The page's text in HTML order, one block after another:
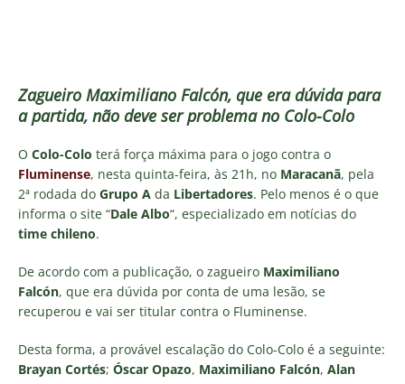
Zagueiro Maximiliano Falcón, que era dúvida para
a partida, não deve ser problema no Colo-Colo
O Colo-Colo terá força máxima para o jogo contra o
Fluminense, nesta quinta-feira, às 21h, no Maracanã, pela
2ª rodada do Grupo A da Libertadores. Pelo menos é o que
informa o site “Dale Albo“, especializado em notícias do
time chileno.
De acordo com a publicação, o zagueiro Maximiliano
Falcón, que era dúvida por conta de uma lesão, se
recuperou e vai ser titular contra o Fluminense.
Desta forma, a provável escalação do Colo-Colo é a seguinte:
Brayan Cortés; Óscar Opazo, Maximiliano Falcón, Alan